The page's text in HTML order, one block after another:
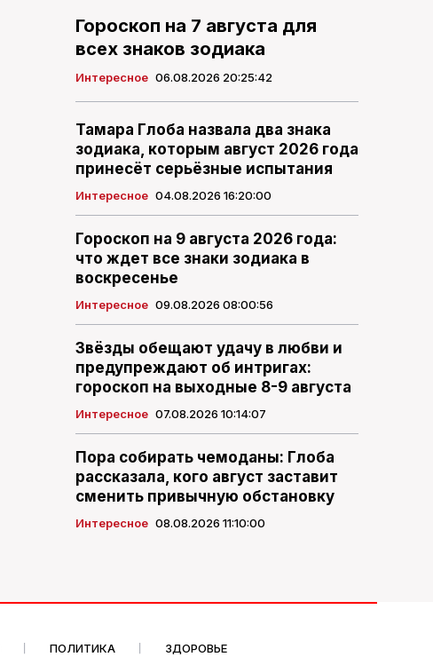
Гороскоп на 7 августа для
всех знаков зодиака
Интересное 06.08.2026 20:25:42
Тамара Глоба назвала два знака
зодиака, которым август 2026 года
принесёт серьёзные испытания
Интересное 04.08.2026 16:20:00
Гороскоп на 9 августа 2026 года:
что ждет все знаки зодиака в
воскресенье
Интересное 09.08.2026 08:00:56
Звёзды обещают удачу в любви и
предупреждают об интригах:
гороскоп на выходные 8-9 августа
Интересное 07.08.2026 10:14:07
Пора собирать чемоданы: Глоба
рассказала, кого август заставит
сменить привычную обстановку
Интересное 08.08.2026 11:10:00
ПОЛИТИКА ЗДОРОВЬЕ